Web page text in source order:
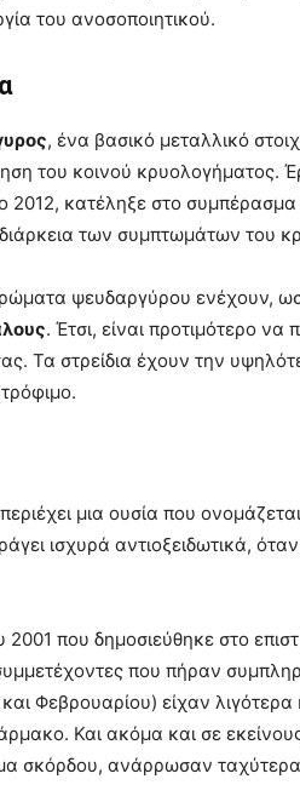
του ανοσοποιητικού.
, ένα βασικό μεταλλικό
του κοινού κρυολογήματος.
2012, κατέληξε στο συμπέρασμα
διάρκεια των συμπτωμάτων του
ψευδαργύρου ενέχουν,
. Έτσι, είναι προτιμότερο
Τα στρείδια έχουν την
μια ουσία που ονομάζεται
ισχυρά αντιοξειδωτικά,
που δημοσιεύθηκε στο
που πήραν
Φεβρουαρίου) είχαν
Και ακόμα και σε
σκόρδου, ανάρρωσαν